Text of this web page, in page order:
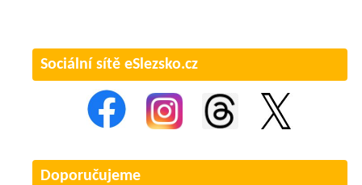
Sociální sítě eSlezsko.cz
Doporučujeme